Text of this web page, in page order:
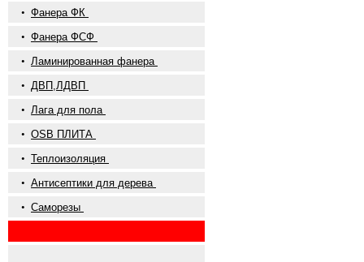
• Фанера ФК
• Фанера ФСФ
• Ламинированная фанера
• ДВП,ЛДВП
• Лага для пола
• OSB ПЛИТА
• Теплоизоляция
• Антисептики для дерева
• Саморезы